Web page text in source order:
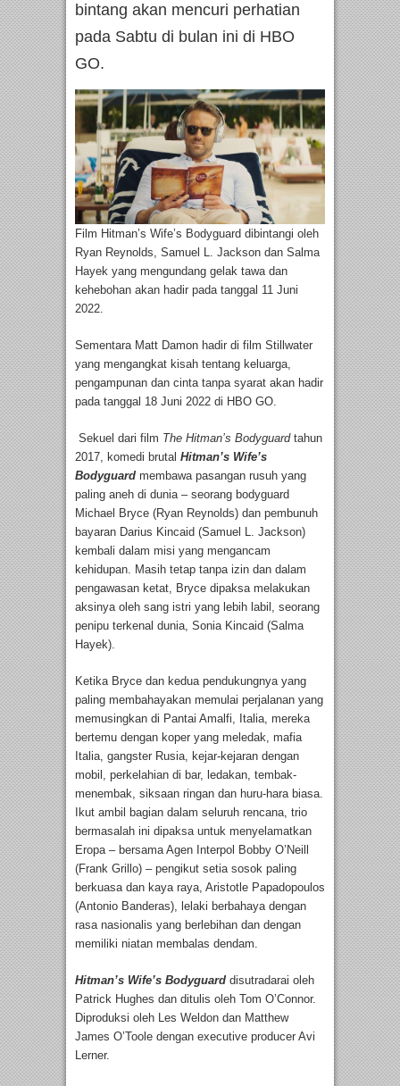
bintang akan mencuri perhatian
pada Sabtu di bulan ini di HBO
GO.
Film Hitman’s Wife’s Bodyguard dibintangi oleh
Ryan Reynolds, Samuel L. Jackson dan Salma
Hayek yang mengundang gelak tawa dan
kehebohan akan hadir pada tanggal 11 Juni
2022.
Sementara Matt Damon hadir di film Stillwater
yang mengangkat kisah tentang keluarga,
pengampunan dan cinta tanpa syarat akan hadir
pada tanggal 18 Juni 2022 di HBO GO.
Sekuel dari film The Hitman’s Bodyguardtahun
2017, komedi brutal Hitman’s Wife’s
Bodyguard membawa pasangan rusuh yang
paling aneh di dunia – seorang bodyguard
Michael Bryce (Ryan Reynolds) dan pembunuh
bayaran Darius Kincaid (Samuel L. Jackson)
kembali dalam misi yang mengancam
kehidupan. Masih tetap tanpa izin dan dalam
pengawasan ketat, Bryce dipaksa melakukan
aksinya oleh sang istri yang lebih labil, seorang
penipu terkenal dunia, Sonia Kincaid (Salma
Hayek).
Ketika Bryce dan kedua pendukungnya yang
paling membahayakan memulai perjalanan yang
memusingkan di Pantai Amalfi, Italia, mereka
bertemu dengan koper yang meledak, mafia
Italia, gangster Rusia, kejar-kejaran dengan
mobil, perkelahian di bar, ledakan, tembak-
menembak, siksaan ringan dan huru-hara biasa.
Ikut ambil bagian dalam seluruh rencana, trio
bermasalah ini dipaksa untuk menyelamatkan
Eropa – bersama Agen Interpol Bobby O’Neill
(Frank Grillo) – pengikut setia sosok paling
berkuasa dan kaya raya, Aristotle Papadopoulos
(Antonio Banderas), lelaki berbahaya dengan
rasa nasionalis yang berlebihan dan dengan
memiliki niatan membalas dendam.
Hitman’s Wife’s Bodyguard disutradarai oleh
Patrick Hughes dan ditulis oleh Tom O’Connor.
Diproduksi oleh Les Weldon dan Matthew
James O’Toole dengan executive producer Avi
Lerner.